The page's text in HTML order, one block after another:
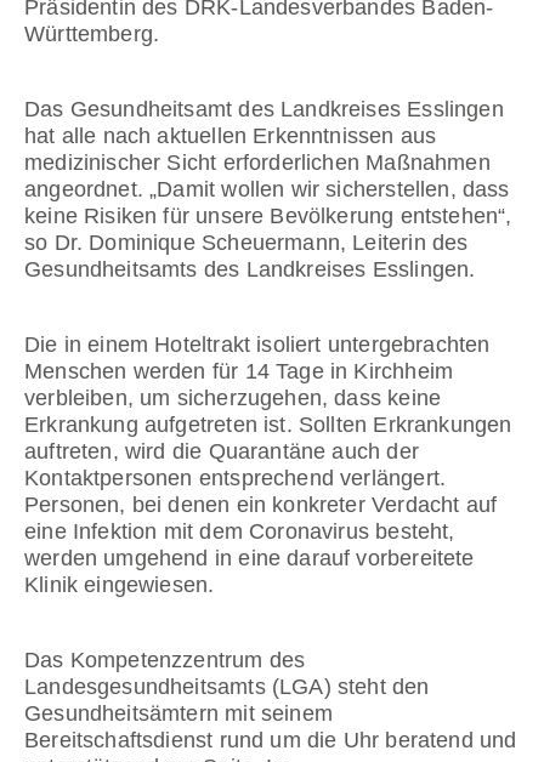
Präsidentin des DRK-Landesverbandes Baden-
Württemberg.
Das Gesundheitsamt des Landkreises Esslingen
hat alle nach aktuellen Erkenntnissen aus
medizinischer Sicht erforderlichen Maßnahmen
angeordnet. „Damit wollen wir sicherstellen, dass
keine Risiken für unsere Bevölkerung entstehen“,
so Dr. Dominique Scheuermann, Leiterin des
Gesundheitsamts des Landkreises Esslingen.
Die in einem Hoteltrakt isoliert untergebrachten
Menschen werden für 14 Tage in Kirchheim
verbleiben, um sicherzugehen, dass keine
Erkrankung aufgetreten ist. Sollten Erkrankungen
auftreten, wird die Quarantäne auch der
Kontaktpersonen entsprechend verlängert.
Personen, bei denen ein konkreter Verdacht auf
eine Infektion mit dem Coronavirus besteht,
werden umgehend in eine darauf vorbereitete
Klinik eingewiesen.
Das Kompetenzzentrum des
Landesgesundheitsamts (LGA) steht den
Gesundheitsämtern mit seinem
Bereitschaftsdienst rund um die Uhr beratend und